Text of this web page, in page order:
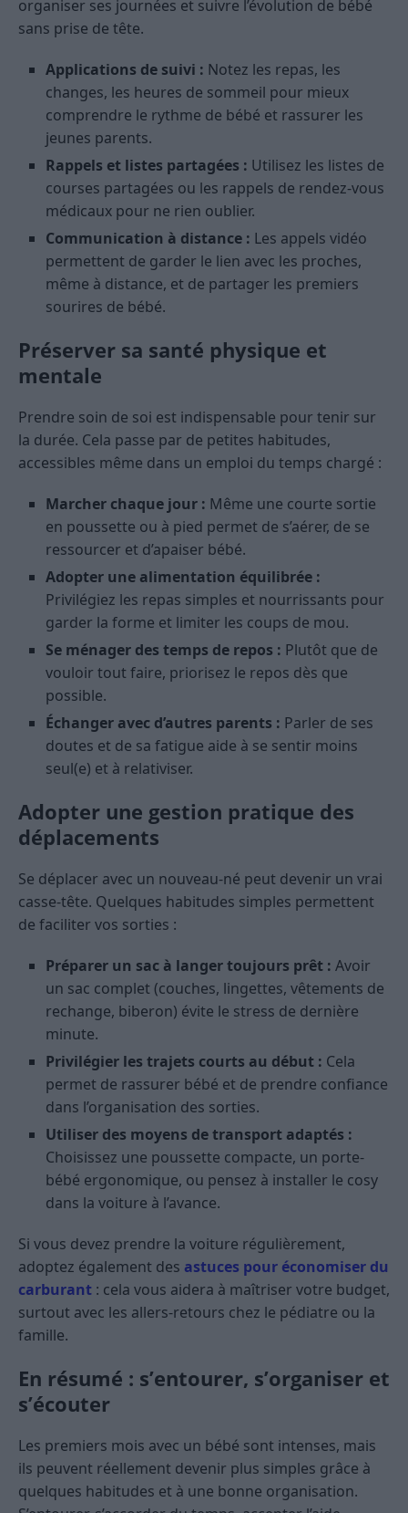
organiser ses journées et suivre l’évolution de bébé
sans prise de tête.
Applications de suivi : Notez les repas, les
changes, les heures de sommeil pour mieux
comprendre le rythme de bébé et rassurer les
jeunes parents.
Rappels et listes partagées : Utilisez les listes de
courses partagées ou les rappels de rendez-vous
médicaux pour ne rien oublier.
Communication à distance : Les appels vidéo
permettent de garder le lien avec les proches,
même à distance, et de partager les premiers
sourires de bébé.
Préserver sa santé physique et
mentale
Prendre soin de soi est indispensable pour tenir sur
la durée. Cela passe par de petites habitudes,
accessibles même dans un emploi du temps chargé :
Marcher chaque jour : Même une courte sortie
en poussette ou à pied permet de s’aérer, de se
ressourcer et d’apaiser bébé.
Adopter une alimentation équilibrée :
Privilégiez les repas simples et nourrissants pour
garder la forme et limiter les coups de mou.
Se ménager des temps de repos : Plutôt que de
vouloir tout faire, priorisez le repos dès que
possible.
Échanger avec d’autres parents : Parler de ses
doutes et de sa fatigue aide à se sentir moins
seul(e) et à relativiser.
Adopter une gestion pratique des
déplacements
Se déplacer avec un nouveau-né peut devenir un vrai
casse-tête. Quelques habitudes simples permettent
de faciliter vos sorties :
Préparer un sac à langer toujours prêt : Avoir
un sac complet (couches, lingettes, vêtements de
rechange, biberon) évite le stress de dernière
minute.
Privilégier les trajets courts au début : Cela
permet de rassurer bébé et de prendre confiance
dans l’organisation des sorties.
Utiliser des moyens de transport adaptés :
Choisissez une poussette compacte, un porte-
bébé ergonomique, ou pensez à installer le cosy
dans la voiture à l’avance.
Si vous devez prendre la voiture régulièrement,
adoptez également des astuces pour économiser du
carburant : cela vous aidera à maîtriser votre budget,
surtout avec les allers-retours chez le pédiatre ou la
famille.
En résumé : s’entourer, s’organiser et
s’écouter
Les premiers mois avec un bébé sont intenses, mais
ils peuvent réellement devenir plus simples grâce à
quelques habitudes et à une bonne organisation.